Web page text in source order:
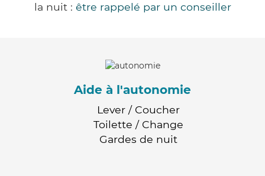
la nuit : être rappelé par un conseiller
Aide à l'autonomie
Lever / Coucher
Toilette / Change
Gardes de nuit